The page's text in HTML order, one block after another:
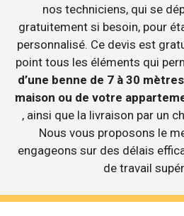
nos techniciens, qui se
gratuitement si besoin, pour
personnalisé. Ce devis est
point tous les éléments qui
d’une benne de 7 à 30
maison ou de votre
, ainsi que la livraison par un
Nous vous proposons le
engageons sur des délais
de travail